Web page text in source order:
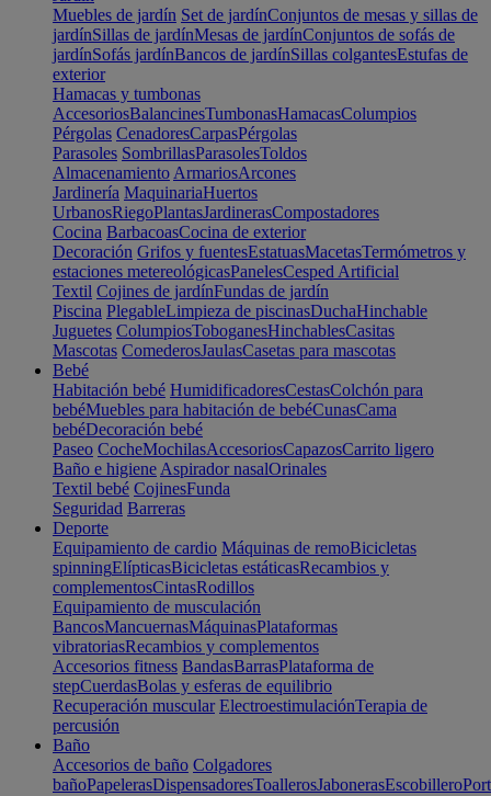
Muebles de jardín Set de jardínConjuntos de mesas y sillas de
jardínSillas de jardínMesas de jardínConjuntos de sofás de
jardínSofás jardínBancos de jardínSillas colgantesEstufas de
exterior
Hamacas y tumbonas
AccesoriosBalancinesTumbonasHamacasColumpios
Pérgolas CenadoresCarpasPérgolas
Parasoles SombrillasParasolesToldos
Almacenamiento ArmariosArcones
Jardinería MaquinariaHuertos
UrbanosRiegoPlantasJardinerasCompostadores
Cocina BarbacoasCocina de exterior
Decoración Grifos y fuentesEstatuasMacetasTermómetros y
estaciones metereológicasPanelesCesped Artificial
Textil Cojines de jardínFundas de jardín
Piscina PlegableLimpieza de piscinasDuchaHinchable
Juguetes ColumpiosToboganesHinchablesCasitas
Mascotas ComederosJaulasCasetas para mascotas
Bebé
Habitación bebé HumidificadoresCestasColchón para
bebéMuebles para habitación de bebéCunasCama
bebéDecoración bebé
Paseo CocheMochilasAccesoriosCapazosCarrito ligero
Baño e higiene Aspirador nasalOrinales
Textil bebé CojinesFunda
Seguridad Barreras
Deporte
Equipamiento de cardio Máquinas de remoBicicletas
spinningElípticasBicicletas estáticasRecambios y
complementosCintasRodillos
Equipamiento de musculación
BancosMancuernasMáquinasPlataformas
vibratoriasRecambios y complementos
Accesorios fitness BandasBarrasPlataforma de
stepCuerdasBolas y esferas de equilibrio
Recuperación muscular ElectroestimulaciónTerapia de
percusión
Baño
Accesorios de baño Colgadores
bañoPapelerasDispensadoresToallerosJabonerasEscobillero